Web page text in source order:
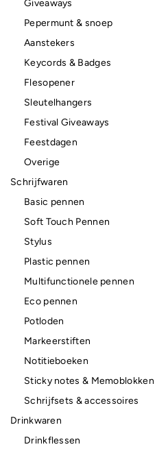
Giveaways
Pepermunt & snoep
Aanstekers
Keycords & Badges
Flesopener
Sleutelhangers
Festival Giveaways
Feestdagen
Overige
Schrijfwaren
Basic pennen
Soft Touch Pennen
Stylus
Plastic pennen
Multifunctionele pennen
Eco pennen
Potloden
Markeerstiften
Notitieboeken
Sticky notes & Memoblokken
Schrijfsets & accessoires
Drinkwaren
Drinkflessen